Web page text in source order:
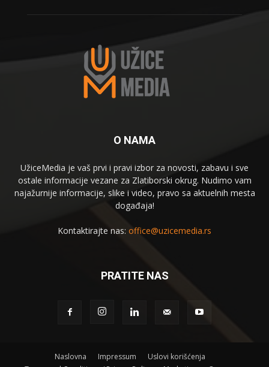
O NAMA
UžiceMedia je vaš prvi i pravi izbor za novosti, zabavu i sve
ostale informacije vezane za Zlatiborski okrug. Nudimo vam
najažurnije informacije, slike i video, pravo sa aktuelnih mesta
događaja!
Kontaktirajte nas: office@uzicemedia.rs
PRATITE NAS
Naslovna Impressum
Uslovi korišćenja